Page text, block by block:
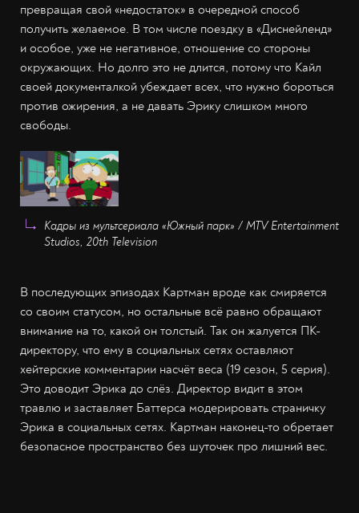
превращая свой «недостаток» в очередной способ
получить желаемое. В том числе поездку в «Диснейленд»
и особое, уже не негативное, отношение со стороны
окружающих. Но долго это не длится, потому что Кайл
своей документалкой убеждает всех, что нужно бороться
против ожирения, а не давать Эрику слишком много
свободы.
Кадры из мультсериала «Южный парк» / MTV Entertainment
Studios, 20th Television
В последующих эпизодах Картман вроде как смиряется
со своим статусом, но остальные всё равно обращают
внимание на то, какой он толстый. Так он жалуется ПК-
директору, что ему в социальных сетях оставляют
хейтерские комментарии насчёт веса (19 сезон, 5 серия).
Это доводит Эрика до слёз. Директор видит в этом
травлю и заставляет Баттерса модерировать страничку
Эрика в социальных сетях. Картман наконец-то обретает
безопасное пространство без шуточек про лишний вес.